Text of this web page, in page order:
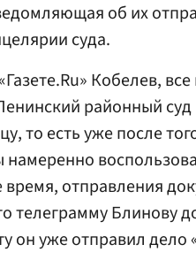
об их
суда.
Кобелев,
районный суд
то есть уже после
намеренно
время, отправления
телеграмму Блинову
он уже отправил дело